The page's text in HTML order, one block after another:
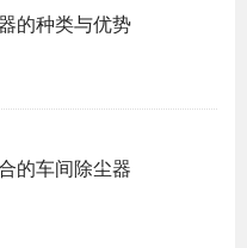
的种类与优势
的车间除尘器